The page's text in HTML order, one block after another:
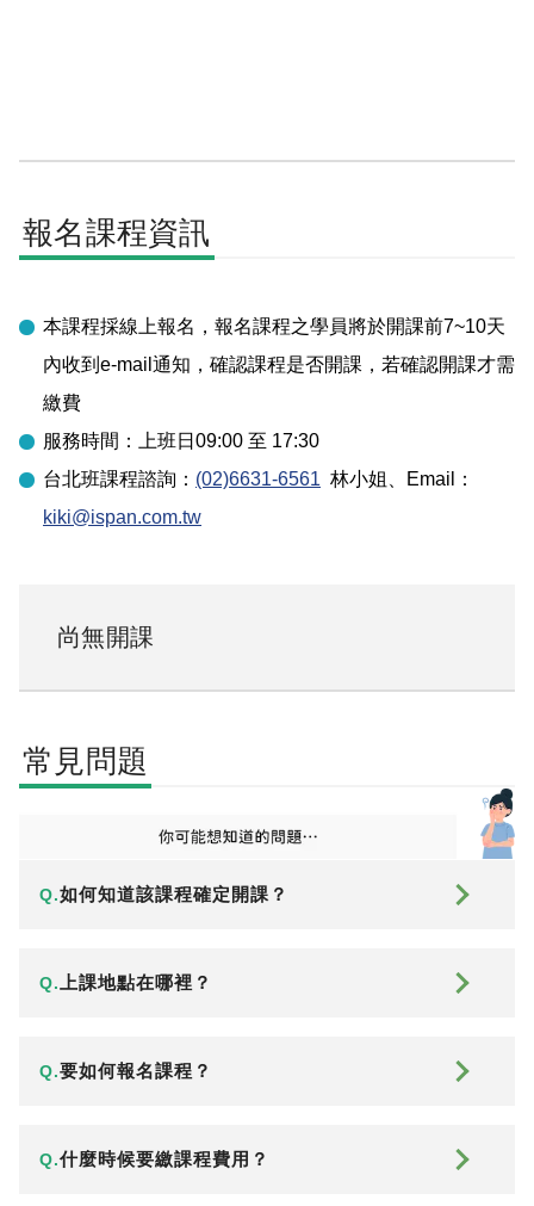
報名課程資訊
本課程採線上報名，報名課程之學員將於開課前7~10天
內收到e-mail通知，確認課程是否開課，若確認開課才需
繳費
服務時間：上班日09:00 至 17:30
台北班課程諮詢： (02)6631-6561 林小姐
、Email：
kiki@ispan.com.tw
尚無開課
常見問題
Q.如何知道該課程確定開課？
Q. 上課地點在哪裡？
Q.要如何報名課程？
Q.什麼時候要繳課程費用？